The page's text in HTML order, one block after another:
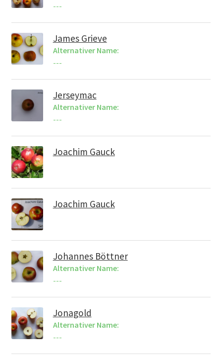
---
James Grieve
Alternativer Name:
---
Jerseymac
Alternativer Name:
---
Joachim Gauck
Joachim Gauck
Johannes Böttner
Alternativer Name:
---
Jonagold
Alternativer Name:
---